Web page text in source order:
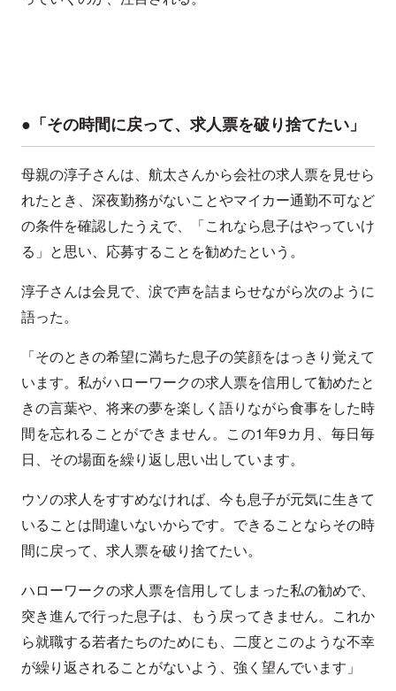
●「その時間に戻って、求人票を破り捨てたい」
母親の淳子さんは、航太さんから会社の求人票を見せら
れたとき、深夜勤務がないことやマイカー通勤不可など
の条件を確認したうえで、「これなら息子はやっていけ
る」と思い、応募することを勧めたという。
淳子さんは会見で、涙で声を詰まらせながら次のように
語った。
「そのときの希望に満ちた息子の笑顔をはっきり覚えて
います。私がハローワークの求人票を信用して勧めたと
きの言葉や、将来の夢を楽しく語りながら食事をした時
間を忘れることができません。この1年9カ月、毎日毎
日、その場面を繰り返し思い出しています。
ウソの求人をすすめなければ、今も息子が元気に生きて
いることは間違いないからです。できることならその時
間に戻って、求人票を破り捨てたい。
ハローワークの求人票を信用してしまった私の勧めで、
突き進んで行った息子は、もう戻ってきません。これか
ら就職する若者たちのためにも、二度とこのような不幸
が繰り返されることがないよう、強く望んでいます」